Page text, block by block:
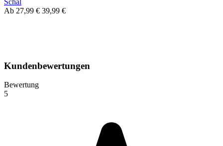
Schal
Ab 27,99 € 39,99 €
Kundenbewertungen
Bewertung
5